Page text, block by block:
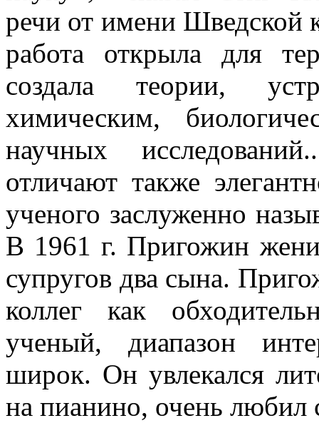
речи от имени Шведской
работа открыла для
создала теории,
химическим,
научных
отличают также
ученого заслуженно
В 1961 г. Пригожин
супругов два сына.
коллег как
ученый, диапазон
широк. Он увлекался
на пианино, очень любил